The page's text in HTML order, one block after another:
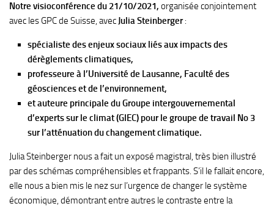
Notre visioconférence du 21/10/2021, organisée conjointement
avec les GPC de Suisse, avec Julia Steinberger:
spécialiste des enjeux sociaux liés aux impacts des
dérèglements climatiques,
professeure à l’Université de Lausanne, Faculté des
géosciences et de l’environnement,
et auteure principale du Groupe intergouvernemental
d’experts sur le climat (GIEC) pour le groupe de travail No 3
sur l’atténuation du changement climatique.
Julia Steinberger nous a fait un exposé magistral, très bien illustré
par des schémas compréhensibles et frappants. S’il le fallait encore,
elle nous a bien mis le nez sur l’urgence de changer le système
économique, démontrant entre autres le contraste entre la